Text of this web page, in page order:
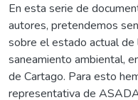
En esta serie de
autores, pretendemos
sobre el estado actual de
saneamiento ambiental,
de Cartago. Para esto
representativa de